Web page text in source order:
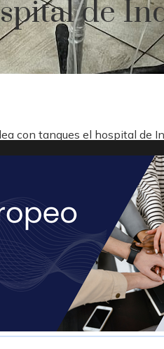
de
con tanques el hospital de